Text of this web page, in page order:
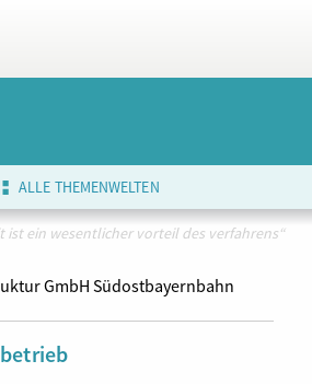
ALLE THEMENWELTEN
ist ein wesentlicher vorteil des verfahrens“
GmbH Südostbayernbahn